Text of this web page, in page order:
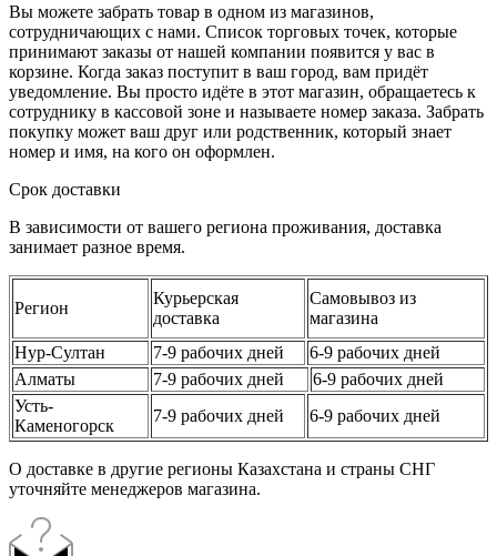
Вы можете забрать товар в одном из магазинов,
сотрудничающих с нами. Список торговых точек, которые
принимают заказы от нашей компании появится у вас в
корзине. Когда заказ поступит в ваш город, вам придёт
уведомление. Вы просто идёте в этот магазин, обращаетесь к
сотруднику в кассовой зоне и называете номер заказа. Забрать
покупку может ваш друг или родственник, который знает
номер и имя, на кого он оформлен.
Срок доставки
В зависимости от вашего региона проживания, доставка
занимает разное время.
Регион
Курьерская
доставка
Самовывоз из
магазина
Нур-Султан
7-9 рабочих дней
6-9 рабочих дней
Алматы
7-9 рабочих дней
6-9 рабочих дней
Усть-
Каменогорск
7-9 рабочих дней 6-9 рабочих дней
О доставке в другие регионы Казахстана и страны СНГ
уточняйте менеджеров магазина.